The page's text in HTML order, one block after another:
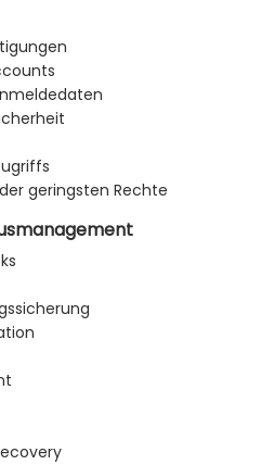
geringsten Rechte